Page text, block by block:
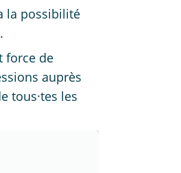
la possibilité
force de
auprès
tous·tes les